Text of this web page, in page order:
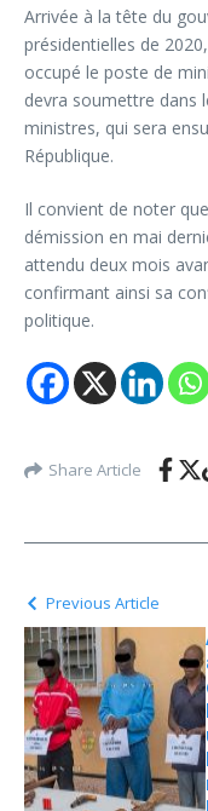
Arrivée à la tête du
présidentielles de
occupé le poste de
devra soumettre dans
ministres, qui sera
République.
Il convient de noter
démission en mai
attendu deux mois
confirmant ainsi sa
politique.
Share Article
Previous Article